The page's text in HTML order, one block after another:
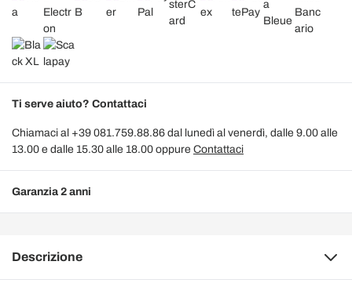
Ti serve aiuto? Contattaci
Chiamaci al +39 081.759.88.86 dal lunedì al venerdì, dalle 9.00 alle
13.00 e dalle 15.30 alle 18.00 oppure Contattaci
Garanzia 2 anni
Descrizione